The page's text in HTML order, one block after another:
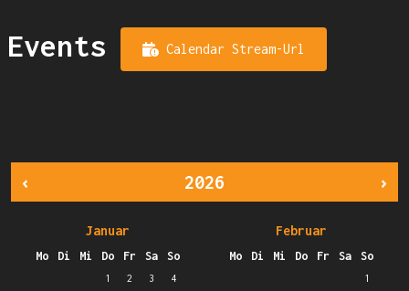
Events Calendar Stream-Url
‹ 2026 ›
Januar
Mo Di Mi Do Fr Sa So
1 2 3 4
Februar
Mo Di Mi Do Fr Sa So
1